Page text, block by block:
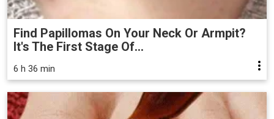
Find Papillomas On Your Neck Or Armpit?
It's The First Stage Of...
6 h 36 min